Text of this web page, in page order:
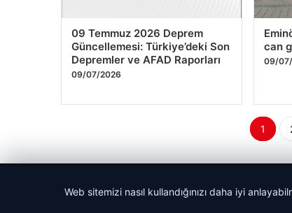
Gamezade
09/07/2026
–
09/
09 Temmuz 2026 Deprem
Güncellemesi: Türkiye’deki Son
can
Web sitemizi nasıl kullandığınızı daha iyi